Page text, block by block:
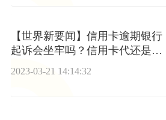
【世界新要闻】信用卡逾期银行
起诉会坐牢吗？信用卡代还是怎
2023-03-21 14:14:32